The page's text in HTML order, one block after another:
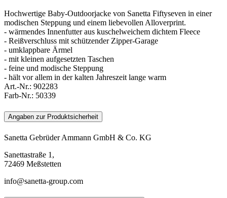
Hochwertige Baby-Outdoorjacke von Sanetta Fiftyseven in einer
modischen Steppung und einem liebevollen Alloverprint.
- wärmendes Innenfutter aus kuschelweichem dichtem Fleece
- Reißverschluss mit schützender Zipper-Garage
- umklappbare Ärmel
- mit kleinen aufgesetzten Taschen
- feine und modische Steppung
- hält vor allem in der kalten Jahreszeit lange warm
Art.-Nr.: 902283
Farb-Nr.: 50339
Angaben zur Produktsicherheit
Sanetta Gebrüder Ammann GmbH & Co. KG
Sanettastraße 1,
72469 Meßstetten
info@sanetta-group.com